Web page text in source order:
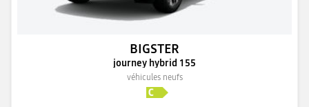
BIGSTER
journey hybrid 155
véhicules neufs